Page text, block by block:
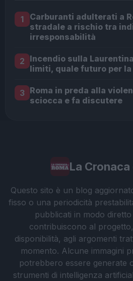
1
Carburanti adulterati a
stradale a rischio tra
irresponsabilità
2 Incendio sulla
limiti, quale futuro per
3 Roma in preda alla
sciocca e fa discutere
La Cronaca
Questo sito è un blog
fisso o una periodicità
pubblicati in modo
contribuiscono al
disponibilità, agli argomenti
momento. Alcune immagini
potrebbero essere generate
strumenti di intelligenza